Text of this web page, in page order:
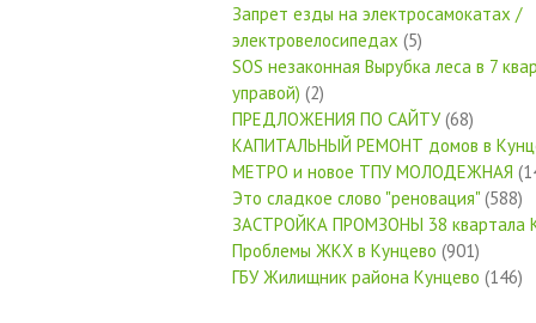
Запрет езды на электросамокатах /
электровелосипедах (5)
SOS незаконная Вырубка леса в 7
управой) (2)
ПРЕДЛОЖЕНИЯ ПО САЙТУ(68)
КАПИТАЛЬНЫЙ РЕМОНТ домов в
МЕТРО и новое ТПУ МОЛОДЕЖНАЯ
Это сладкое слово "реновация" (588)
ЗАСТРОЙКА ПРОМЗОНЫ 38 квартала
Проблемы ЖКХ в Кунцево (901)
ГБУ Жилищник района Кунцево (146)